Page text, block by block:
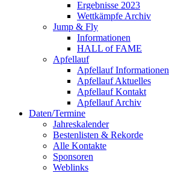
Ergebnisse 2023
Wettkämpfe Archiv
Jump & Fly
Informationen
HALL of FAME
Apfellauf
Apfellauf Informationen
Apfellauf Aktuelles
Apfellauf Kontakt
Apfellauf Archiv
Daten/Termine
Jahreskalender
Bestenlisten & Rekorde
Alle Kontakte
Sponsoren
Weblinks